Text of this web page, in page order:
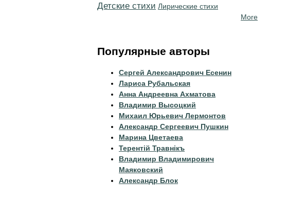
Детские стихи Лирические стихи
More
Популярные авторы
Сергей Александрович Есенин
Лариса Рубальская
Анна Андреевна Ахматова
Владимир Высоцкий
Михаил Юрьевич Лермонтов
Александр Сергеевич Пушкин
Марина Цветаева
Терентiй Травнiкъ
Владимир Владимирович
Маяковский
Александр Блок